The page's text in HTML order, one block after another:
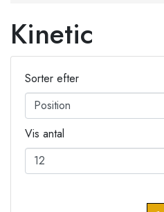
Kinetic
Sorter efter
Vis antal